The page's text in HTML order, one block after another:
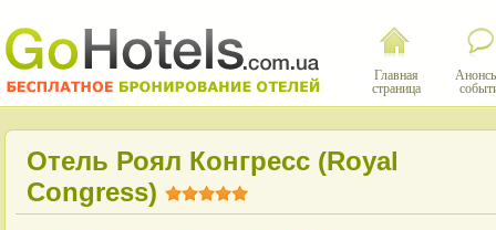
Главная
страница
Отель Роял Конгресс (Royal
Congress)